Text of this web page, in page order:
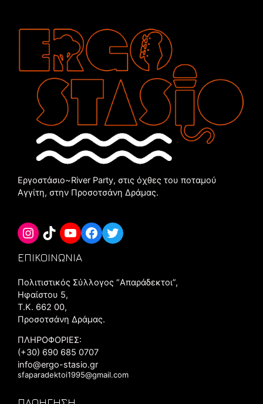
Εργοστάσιο~River Party, στις όχθες του ποταμού
Αγγίτη, στην Προσοτσάνη Δράμας.
ΕΠΙΚΟΙΝΩΝΙΑ
Πολιτιστικός Σύλλογος “Aπαράδεκτοι”,
Ηφαίστου 5,
Τ.Κ. 662 00,
Προσοτσάνη Δράμας.
ΠΛΗΡΟΦΟΡΙΕΣ:
(+30) 690 685 0707
info@ergo-stasio.gr
sfaparadektoi1995@gmail.com